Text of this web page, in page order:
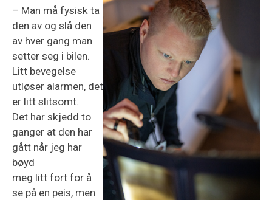
– Man må fysisk ta
den av og slå den
av hver gang man
setter seg i bilen.
Litt bevegelse
utløser alarmen, det
er litt slitsomt.
Det har skjedd to
ganger at den har
gått når jeg har
bøyd
meg litt fort for å
se på en peis, men